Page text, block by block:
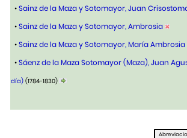
•Sainz de la Maza y Sotomayor, Juan
•Sainz de la Maza y Sotomayor, Ambrosia
•Sainz de la Maza y Sotomayor, María
•Sáenz de la Maza Sotomayor (Maza), Juan
día) (1784-1830)